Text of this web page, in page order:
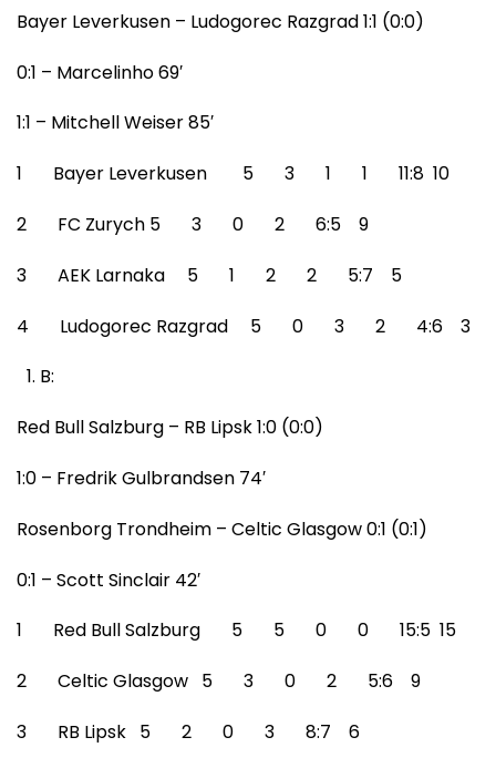
Bayer Leverkusen – Ludogorec Razgrad 1:1 (0:0)
0:1 – Marcelinho 69′
1:1 – Mitchell Weiser 85′
1 Bayer Leverkusen 5 3 1 1 11:8 10
2 FC Zurych 5 3 0 2 6:5 9
3 AEK Larnaka 5 1 2 2 5:7 5
4 Ludogorec Razgrad 5 0 3 2 4:6 3
B:
Red Bull Salzburg – RB Lipsk 1:0 (0:0)
1:0 – Fredrik Gulbrandsen 74′
Rosenborg Trondheim – Celtic Glasgow 0:1 (0:1)
0:1 – Scott Sinclair 42′
1 Red Bull Salzburg 5 5 0 0 15:5 15
2 Celtic Glasgow 5 3 0 2 5:6 9
3 RB Lipsk 5 2 0 3 8:7 6